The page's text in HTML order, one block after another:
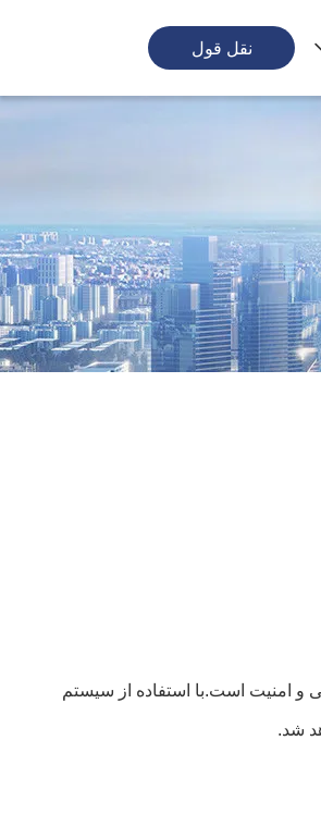
نقل قول
و امنیت است.با استفاده از سیستم
شد.